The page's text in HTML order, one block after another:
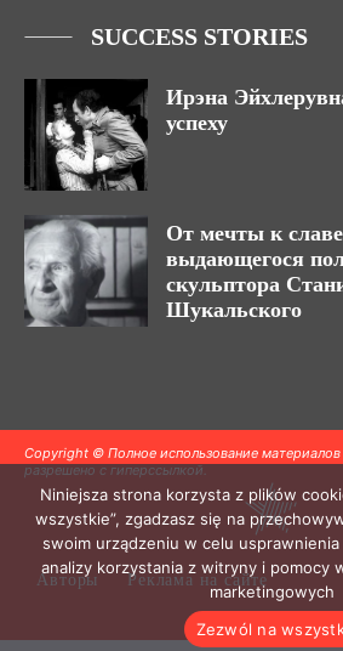
SUCCESS STORIES
Ирэна
успеху
От мечты к
выдающегося
скульптора
Шукальского
Copyright © Полное использование
разрешено с гиперссылкой.
Авторы Реклама на сайте
Niniejsza strona korzysta z plików
wszystkie”, zgadzasz się na
swoim urządzeniu w celu
analizy korzystania z witryny i pomocy
marketingowych
Zezwól na